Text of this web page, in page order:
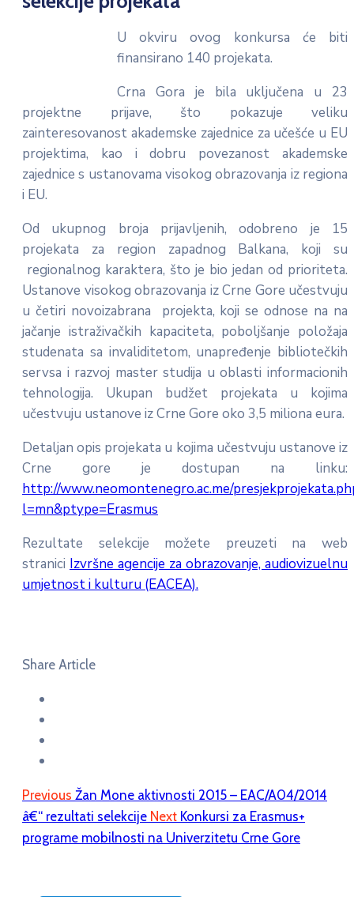
U okviru ovog konkursa će biti
finansirano 140 projekata.
Crna Gora je bila uključena u 23
projektne prijave, što pokazuje veliku
zainteresovanost akademske zajednice za učešće u EU
projektima, kao i dobru povezanost akademske
zajednice s ustanovama visokog obrazovanja iz regiona
i EU.
Od ukupnog broja prijavljenih, odobreno je 15
projekata za region zapadnog Balkana, koji su
regionalnog karaktera, što je bio jedan od prioriteta.
Ustanove visokog obrazovanja iz Crne Gore učestvuju
u četiri novoizabrana projekta, koji se odnose na na
jačanje istraživačkih kapaciteta, poboljšanje položaja
studenata sa invaliditetom, unapređenje bibliotečkih
servsa i razvoj master studija u oblasti informacionih
tehnologija. Ukupan budžet projekata u kojima
učestvuju ustanove iz Crne Gore oko 3,5 miliona eura.
Detaljan opis projekata u kojima učestvuju ustanove iz
Crne gore je dostupan na linku:
http://www.neomontenegro.ac.me/
l=mn&ptype=Erasmus
Rezultate selekcije možete preuzeti na web
stranici Izvršne agencije za obrazovanje, audiovizuelnu
umjetnost i kulturu (EACEA).
Share Article
Previous Žan Mone aktivnosti 2015 – EAC/A04/2014
â€“ rezultati selekcije Next Konkursi za Erasmus+
programe mobilnosti na Univerzitetu Crne Gore